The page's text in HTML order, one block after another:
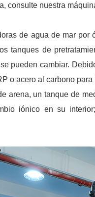
consulte nuestra
de agua de mar
tanques de
pueden cambiar.
o acero al carbono
arena, un tanque de
iónico en su